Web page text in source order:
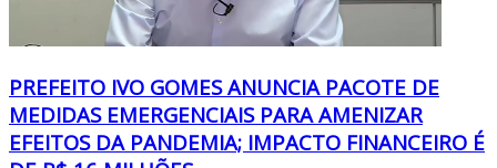
PREFEITO IVO GOMES ANUNCIA PACOTE DE
MEDIDAS EMERGENCIAIS PARA AMENIZAR
EFEITOS DA PANDEMIA; IMPACTO FINANCEIRO É